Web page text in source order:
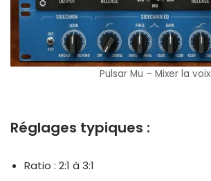
Pulsar Mu – Mixer la voix
Réglages typiques :
Ratio : 2:1 à 3:1